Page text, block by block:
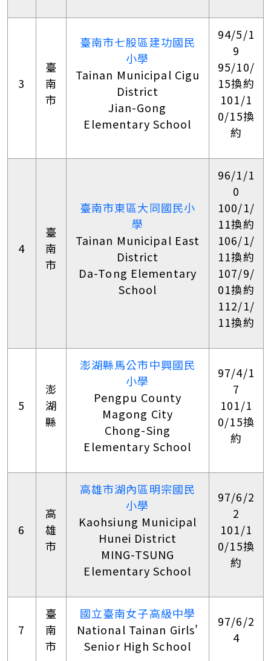
3
臺
南
市
臺南市七股區建功國民
小學
Tainan Municipal Cigu
District
Jian-Gong
Elementary School
94/5/1
9
95/10/
15換約
101/1
0/15換
約
4
臺
南
市
臺南市東區大同國民小
學
Tainan Municipal East
District
Da-Tong Elementary
School
96/1/1
0
100/1/
11換約
106/1/
11換約
107/9/
01換約
112/1/
11換約
5
澎
湖
縣
澎湖縣馬公市中興國民
小學
Pengpu County
Magong City
Chong-Sing
Elementary School
97/4/1
7
101/1
0/15換
約
6
高
雄
市
高雄市湖內區明宗國民
小學
Kaohsiung Municipal
Hunei District
MING-TSUNG
Elementary School
97/6/2
2
101/1
0/15換
約
7
臺
南
市
國立臺南女子高級中學
National Tainan Girls'
Senior High School
97/6/2
4